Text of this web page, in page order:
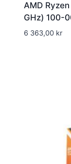
AMD
GHz) 100-
6 363,00 kr